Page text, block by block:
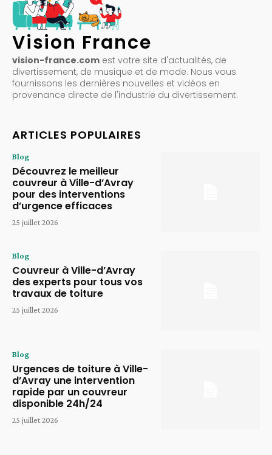
Vision France
vision-france.com est votre site d'actualités, de
divertissement, de musique et de mode. Nous vous
fournissons les dernières nouvelles et vidéos en
provenance directe de l'industrie du divertissement.
ARTICLES POPULAIRES
Blog
Découvrez le meilleur
couvreur à Ville-d’Avray
pour des interventions
d’urgence efficaces
25 juillet 2026
Blog
Couvreur à Ville-d’Avray
des experts pour tous vos
travaux de toiture
25 juillet 2026
Blog
Urgences de toiture à Ville-
d’Avray une intervention
rapide par un couvreur
disponible 24h/24
25 juillet 2026